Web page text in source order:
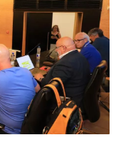
de los migrantes
masiva